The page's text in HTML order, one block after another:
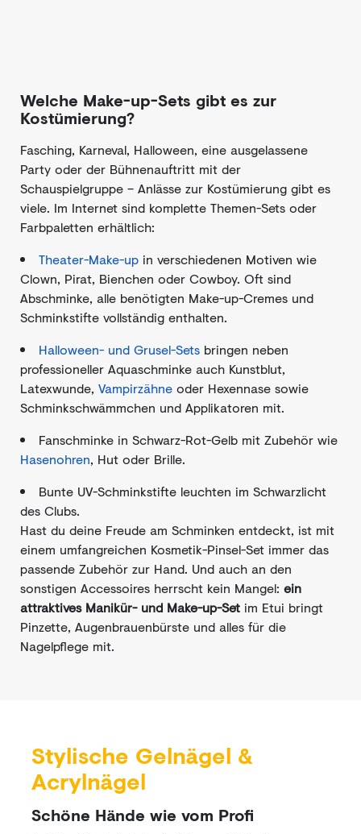
Welche Make-up-Sets gibt es zur
Kostümierung?
Fasching, Karneval, Halloween, eine ausgelassene
Party oder der Bühnenauftritt mit der
Schauspielgruppe – Anlässe zur Kostümierung gibt es
viele. Im Internet sind komplette Themen-Sets oder
Farbpaletten erhältlich:
Theater-Make-up in verschiedenen Motiven wie
Clown, Pirat, Bienchen oder Cowboy. Oft sind
Abschminke, alle benötigten Make-up-Cremes und
Schminkstifte vollständig enthalten.
Halloween- und Grusel-Sets bringen neben
professioneller Aquaschminke auch Kunstblut,
Latexwunde, Vampirzähne oder Hexennase sowie
Schminkschwämmchen und Applikatoren mit.
Fanschminke in Schwarz-Rot-Gelb mit Zubehör wie
Hasenohren, Hut oder Brille.
Bunte UV-Schminkstifte leuchten im Schwarzlicht
des Clubs.
Hast du deine Freude am Schminken entdeckt, ist mit
einem umfangreichen Kosmetik-Pinsel-Set immer das
passende Zubehör zur Hand. Und auch an den
sonstigen Accessoires herrscht kein Mangel: ein
attraktives Manikür- und Make-up-Set im Etui bringt
Pinzette, Augenbrauenbürste und alles für die
Nagelpflege mit.
Stylische Gelnägel &
Acrylnägel
Schöne Hände wie vom Profi